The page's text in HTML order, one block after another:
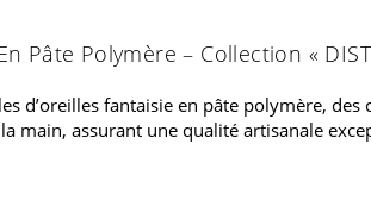
Pâte Polymère – Collection «
d’oreilles fantaisie en pâte polymère,
main, assurant une qualité artisanale